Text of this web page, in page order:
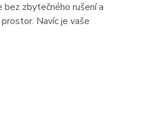
zbytečného rušení a
Navíc je vaše